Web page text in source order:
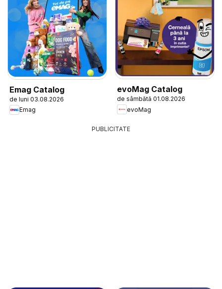
Emag Catalog
de luni 03.08.2026
Emag
evoMag Catalog
de sâmbătă 01.08.2026
evoMag
PUBLICITATE